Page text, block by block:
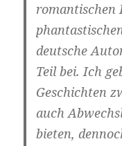
romantischen
deutsche
Teil bei. Ich
Geschichten
auch
bieten,